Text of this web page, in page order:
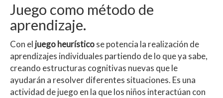
Juego como método de
aprendizaje.
Con el juego heurísticose potencia la realización de
aprendizajes individuales partiendo de lo que ya sabe,
creando estructuras cognitivas nuevas que le
ayudarán a resolver diferentes situaciones. Es una
actividad de juego en la que los niños interactúan con